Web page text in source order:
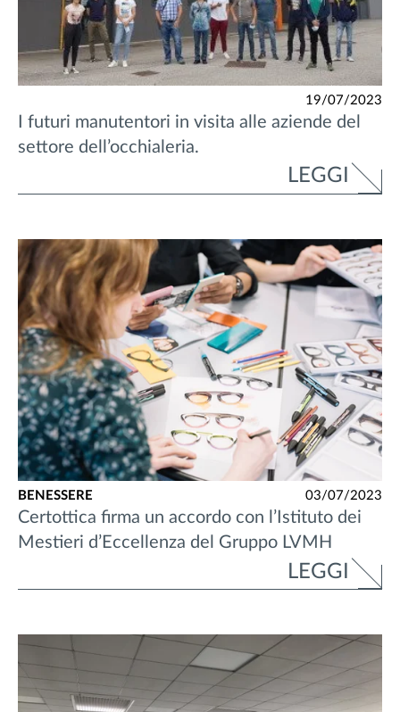
19/07/2023
I futuri manutentori in visita alle aziende del
settore dell’occhialeria.
LEGGI
BENESSERE 03/07/2023
Certottica firma un accordo con l’Istituto dei
Mestieri d’Eccellenza del Gruppo LVMH
LEGGI